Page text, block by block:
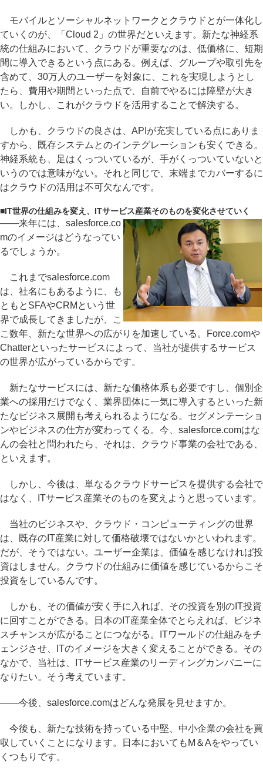
モバイルとソーシャルネットワークとクラウドとが一体化し
ていくのが、「Cloud 2」の世界だといえます。新たな神経系
統の仕組みにおいて、クラウドが重要なのは、低価格に、短期
間に導入できるという点にある。例えば、グループや取引先を
含めて、30万人のユーザーを対象に、これを実現しようとし
たら、費用や期間といった点で、自前でやるには障壁が大き
い。しかし、これがクラウドを活用することで解決する。
しかも、クラウドの良さは、APIが充実している点にありま
すから、既存システムとのインテグレーションも安くできる。
神経系統も、足はくっついているが、手がくっついていないと
いうのでは意味がない。それと同じで、末端までカバーするに
はクラウドの活用は不可欠なんです。
■IT世界の仕組みを変え、ITサービス産業そのものを変化させていく
――来年には、salesforce.co
mのイメージはどうなってい
るでしょうか。
これまでsalesforce.com
は、社名にもあるように、も
ともとSFAやCRMという世
界で成長してきましたが、こ
こ数年、新たな世界への広がりを加速している。Force.comや
Chatterといったサービスによって、当社が提供するサービス
の世界が広がっているからです。
新たなサービスには、新たな価格体系も必要ですし、個別企
業への採用だけでなく、業界団体に一気に導入するといった新
たなビジネス展開も考えられるようになる。セグメンテーショ
ンやビジネスの仕方が変わってくる。今、salesforce.comはな
んの会社と問われたら、それは、クラウド事業の会社である、
といえます。
しかし、今後は、単なるクラウドサービスを提供する会社で
はなく、ITサービス産業そのものを変えようと思っています。
当社のビジネスや、クラウド・コンピューティングの世界
は、既存のIT産業に対して価格破壊ではないかといわれます。
だが、そうではない。ユーザー企業は、価値を感じなければ投
資はしません。クラウドの仕組みに価値を感じているからこそ
投資をしているんです。
しかも、その価値が安く手に入れば、その投資を別のIT投資
に回すことができる。日本のIT産業全体でとらえれば、ビジネ
スチャンスが広がることにつながる。ITワールドの仕組みをチ
ェンジさせ、ITのイメージを大きく変えることができる。その
なかで、当社は、ITサービス産業のリーディングカンパニーに
なりたい。そう考えています。
――今後、salesforce.comはどんな発展を見せますか。
今後も、新たな技術を持っている中堅、中小企業の会社を買
収していくことになります。日本においてもM＆Aをやってい
くつもりです。